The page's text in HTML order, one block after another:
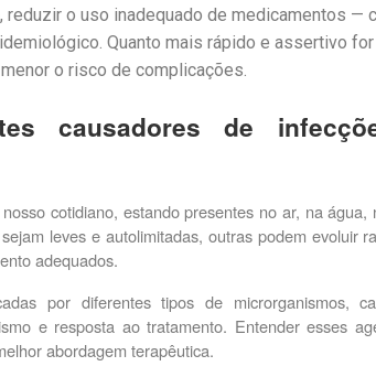
reduzir o uso inadequado de medicamentos
Quanto mais rápido e assertivo
o risco de complicações.
causadores de
cotidiano, estando presentes no ar, na
leves e autolimitadas, outras podem evoluir
adequados.
por diferentes tipos de microrganismos,
e resposta ao tratamento. Entender esses
abordagem terapêutica.